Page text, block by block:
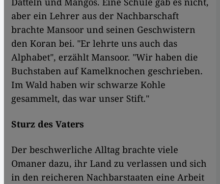
aber ein Lehrer aus der Nachbarschaft
brachte Mansoor und seinen Geschwistern
den Koran bei. "Er lehrte uns auch das
Alphabet", erzählt Mansoor. "Wir haben die
Buchstaben auf Kamelknochen geschrieben.
Im Wald haben wir schwarze Kohle
gesammelt, das war unser Stift."
Sturz des Vaters
Der beschwerliche Alltag brachte viele
Omaner dazu, ihr Land zu verlassen und sich
in den reicheren Nachbarstaaten eine Arbeit